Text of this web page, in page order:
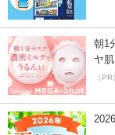
朝1
ヤ肌
（